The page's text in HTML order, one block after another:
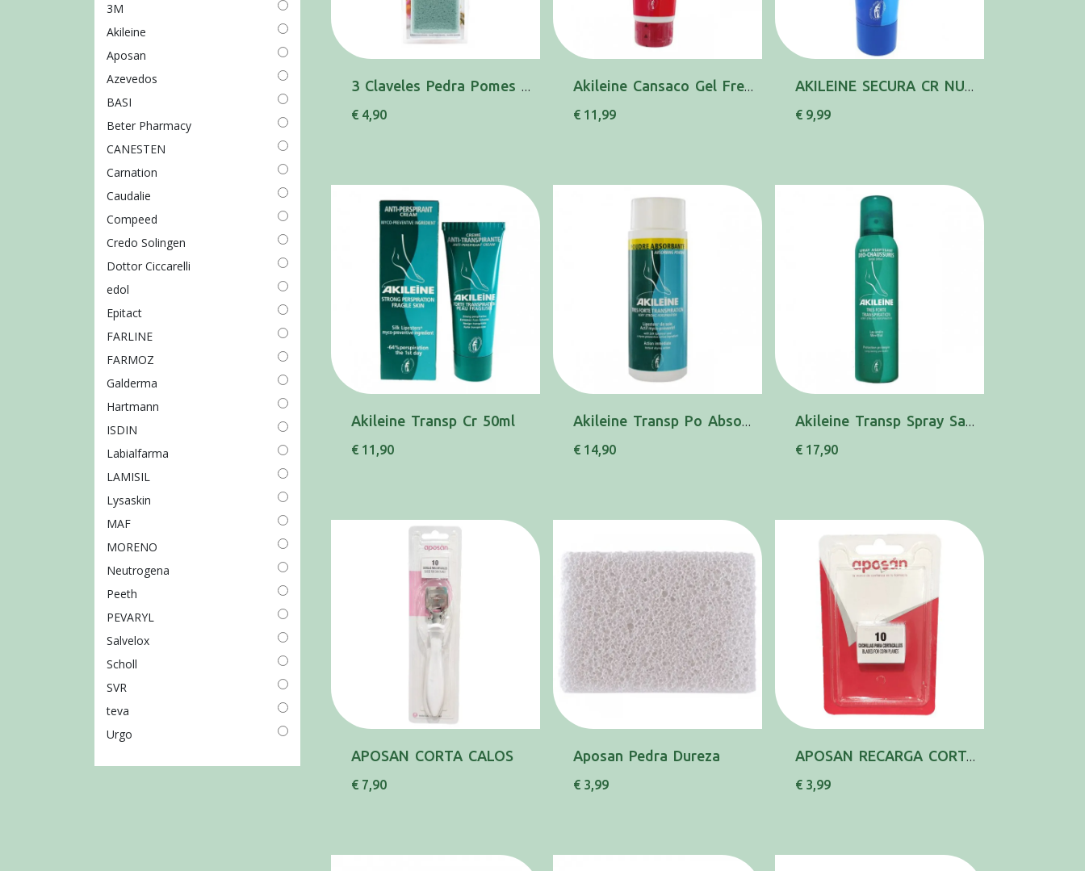
3M
Akileine
Aposan
Azevedos
BASI
Beter Pharmacy
CANESTEN
Carnation
Caudalie
Compeed
Credo Solingen
Dottor Ciccarelli
edol
Epitact
FARLINE
FARMOZ
Galderma
Hartmann
ISDIN
Labialfarma
LAMISIL
Lysaskin
MAF
MORENO
Neutrogena
Peeth
PEVARYL
Salvelox
Scholl
SVR
teva
Urgo
3 Claveles Pedra Pomes 12cm 80235
€ 4,90
Akileine Cansaco Gel Frescura Viva 125ml
€ 11,99
AKILEINE SECURA CR NUTRI REPAR 50ML
€ 9,99
Akileine Transp Cr 50ml
€ 11,90
Akileine Transp Po Absorv Mico-Prev 75g
€ 14,90
Akileine Transp Spray Sapatos 150ml
€ 17,90
APOSAN CORTA CALOS
€ 7,90
Aposan Pedra Dureza
€ 3,99
APOSAN RECARGA CORTA CALOS X10
€ 3,99